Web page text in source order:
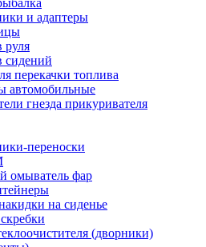
и адаптеры
руля
сидений
перекачки топлива
автомобильные
гнезда прикуривателя
переноски
омыватель фар
на сиденье
(дворники)